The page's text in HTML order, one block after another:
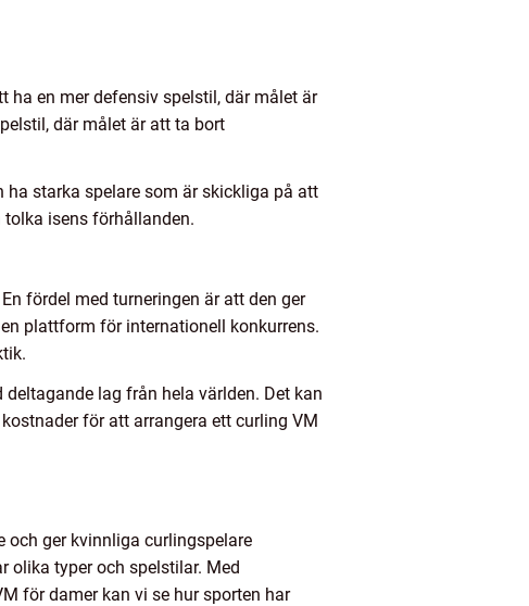
ha en mer defensiv spelstil, där målet är
där målet är att ta bort
starka spelare som är skickliga på att
isens förhållanden.
fördel med turneringen är att den ger
plattform för internationell konkurrens.
lag från hela världen. Det kan
för att arrangera ett curling VM
och ger kvinnliga curlingspelare
olika typer och spelstilar. Med
för damer kan vi se hur sporten har